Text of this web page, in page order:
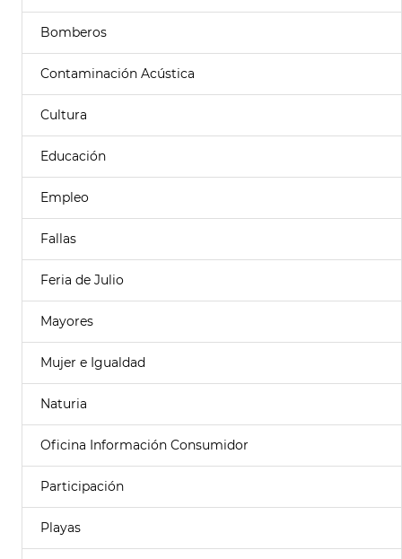
Bomberos
Contaminación Acústica
Cultura
Educación
Empleo
Fallas
Feria de Julio
Mayores
Mujer e Igualdad
Naturia
Oficina Información Consumidor
Participación
Playas